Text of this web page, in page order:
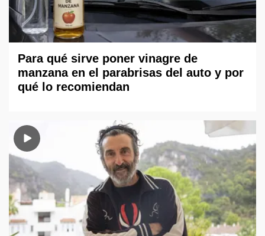
Para qué sirve poner vinagre de
manzana en el parabrisas del auto y por
qué lo recomiendan